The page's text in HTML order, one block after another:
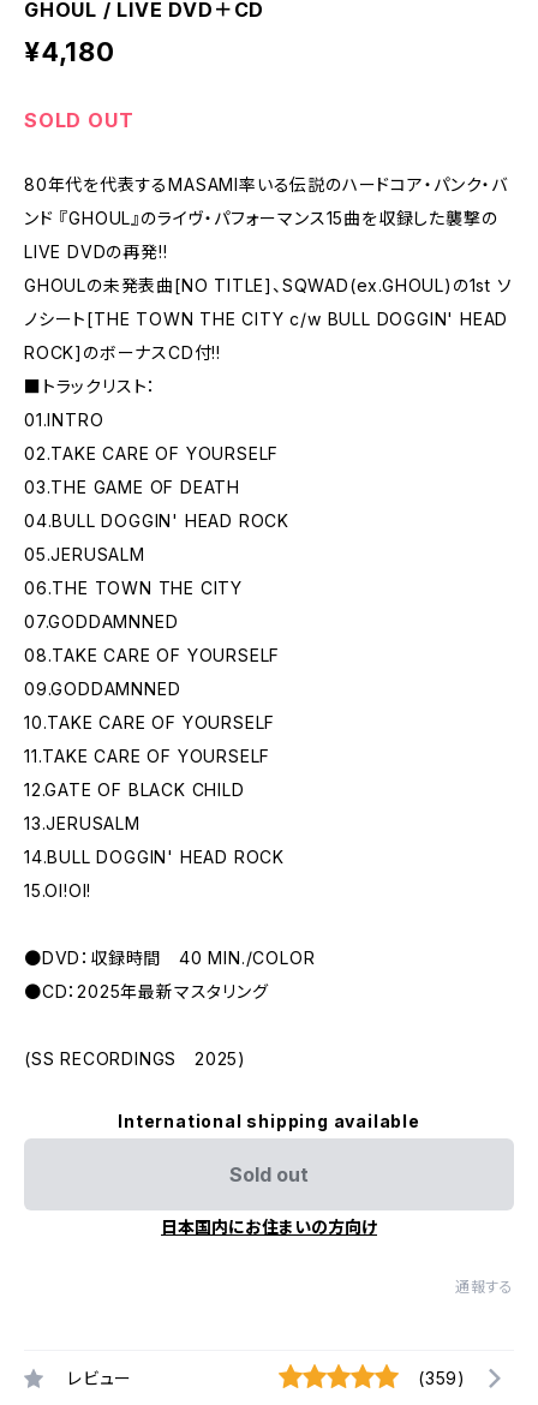
GHOUL / LIVE DVD＋CD
¥4,180
SOLD OUT
80年代を代表するMASAMI率いる伝説のハードコア・パンク・バ
ンド 『GHOUL』のライヴ・パフォーマンス15曲を収録した襲撃の
LIVE DVDの再発!!
GHOULの未発表曲[NO TITLE]、SQWAD(ex.GHOUL)の1st ソ
ノシート[THE TOWN THE CITY c/w BULL DOGGIN' HEAD
ROCK]のボーナスCD付!!
■トラックリスト：
01.INTRO
02.TAKE CARE OF YOURSELF
03.THE GAME OF DEATH
04.BULL DOGGIN' HEAD ROCK
05.JERUSALM
06.THE TOWN THE CITY
07.GODDAMNNED
08.TAKE CARE OF YOURSELF
09.GODDAMNNED
10.TAKE CARE OF YOURSELF
11.TAKE CARE OF YOURSELF
12.GATE OF BLACK CHILD
13.JERUSALM
14.BULL DOGGIN' HEAD ROCK
15.OI!OI!
●DVD：収録時間 40 MIN./COLOR
●CD：2025年最新マスタリング
(SS RECORDINGS 2025)
International shipping available
Sold out
日本国内にお住まいの方向け
通報する
レビュー (359)